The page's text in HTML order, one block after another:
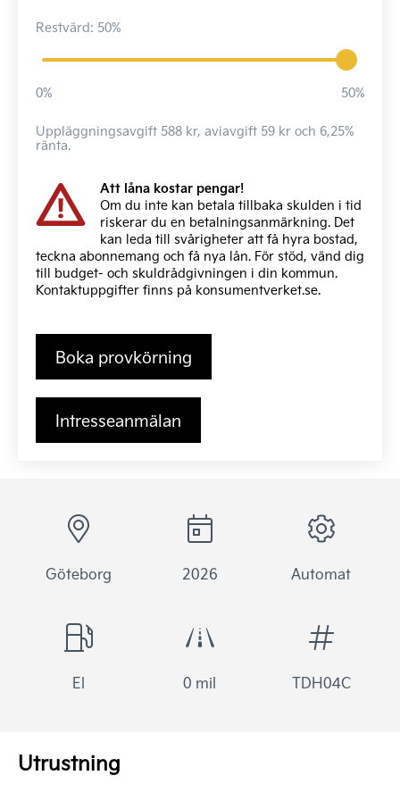
Restvärd: 50%
0% 50%
Uppläggningsavgift 588 kr, aviavgift 59 kr och 6,25%
ränta.
Att låna kostar pengar!
Om du inte kan betala tillbaka skulden i tid
riskerar du en betalningsanmärkning. Det
kan leda till svårigheter att få hyra bostad,
teckna abonnemang och få nya lån. För stöd, vänd dig
till budget- och skuldrådgivningen i din kommun.
Kontaktuppgifter finns på konsumentverket.se.
Boka provkörning
Intresseanmälan
Göteborg 2026 Automat
El 0 mil TDH04C
Utrustning